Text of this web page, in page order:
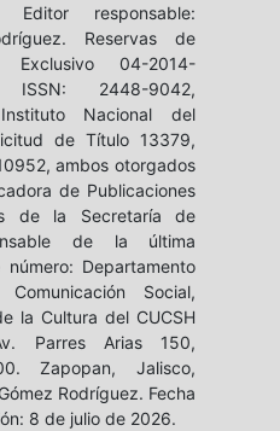
Editor responsable:
Reservas de
04-2014-
ISSN: 2448-9042,
Nacional del
de Título 13379,
ambos otorgados
de Publicaciones
de la Secretaría de
de la última
Departamento
Social,
la Cultura del CUCSH
Parres Arias 150,
Zapopan, Jalisco,
Rodríguez. Fecha
8 de julio de 2026.